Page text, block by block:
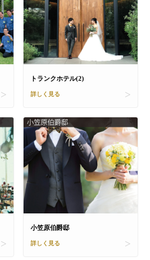
トランクホテル(2)
詳しく見る
小笠原伯爵邸
詳しく見る